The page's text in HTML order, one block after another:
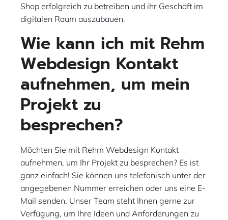
Shop erfolgreich zu betreiben und ihr Geschäft im
digitalen Raum auszubauen.
Wie kann ich mit Rehm
Webdesign Kontakt
aufnehmen, um mein
Projekt zu
besprechen?
Möchten Sie mit Rehm Webdesign Kontakt
aufnehmen, um Ihr Projekt zu besprechen? Es ist
ganz einfach! Sie können uns telefonisch unter der
angegebenen Nummer erreichen oder uns eine E-
Mail senden. Unser Team steht Ihnen gerne zur
Verfügung, um Ihre Ideen und Anforderungen zu